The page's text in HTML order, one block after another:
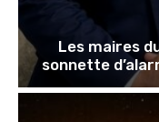
Les maires
sonnette